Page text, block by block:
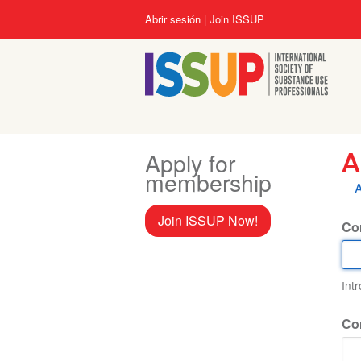
User
account
menu
Abrir sesión Join ISSUP
Apply for
membership
Join ISSUP Now!